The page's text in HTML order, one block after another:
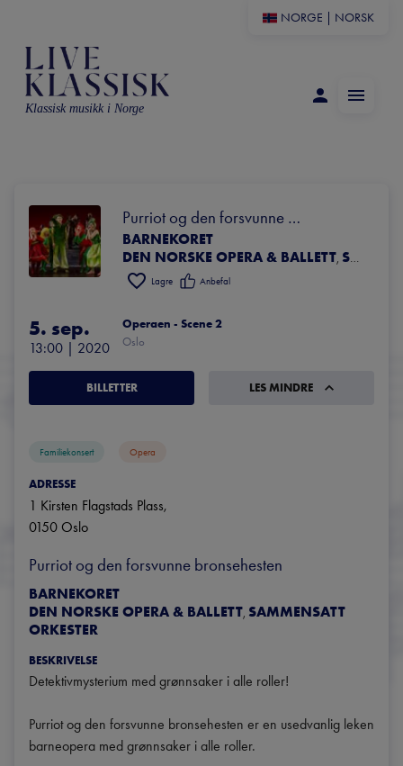
NORGE NORSK
Klassisk musikk i Norge
Purriot og den forsvunne
bronsehesten
BARNEKORET
DEN NORSKE OPERA & BALLETT, SAMMENSATT ORKESTER
Lagre Anbefal
5. sep.
13:00 | 2020
Operaen - Scene 2
Oslo
BILLETTER LES MINDRE
Familiekonsert Opera
ADRESSE
1 Kirsten Flagstads Plass,
0150 Oslo
Purriot og den forsvunne bronsehesten
BARNEKORET
DEN NORSKE OPERA & BALLETT SAMMENSATT
ORKESTER
BESKRIVELSE
Detektivmysterium med grønnsaker i alle roller!
Purriot og den forsvunne bronsehesten er en usedvanlig leken
barneopera med grønnsaker i alle roller.